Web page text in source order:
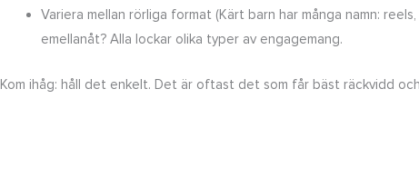
Variera mellan rörliga format (Kärt barn har många namn:
emellanåt? Alla lockar olika typer av engagemang.
Kom ihåg: håll det enkelt. Det är oftast det som får bäst räckvidd